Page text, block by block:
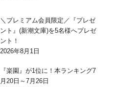
＼プレミアム会員限定／『プレゼ
ント』(新潮文庫)を5名様へプレゼ
ント！
2026年8月1日
『楽園』が1位に！本ランキング7
月20日～7月26日